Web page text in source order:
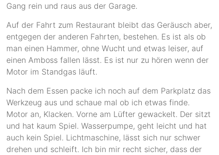
Gang rein und raus aus der Garage.
Auf der Fahrt zum Restaurant bleibt das Geräusch aber,
entgegen der anderen Fahrten, bestehen. Es ist als ob
man einen Hammer, ohne Wucht und etwas leiser, auf
einen Amboss fallen lässt. Es ist nur zu hören wenn der
Motor im Standgas läuft.
Nach dem Essen packe ich noch auf dem Parkplatz das
Werkzeug aus und schaue mal ob ich etwas finde.
Motor an, Klacken. Vorne am Lüfter gewackelt. Der sitzt
und hat kaum Spiel. Wasserpumpe, geht leicht und hat
auch kein Spiel. Lichtmaschine, lässt sich nur schwer
drehen und schleift. Ich bin mir recht sicher, dass der